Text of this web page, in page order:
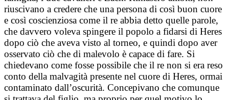
riuscivano a credere che una persona di così buon cuore
e così coscienziosa come il re abbia detto quelle parole,
che davvero voleva spingere il popolo a fidarsi di Heres
dopo ciò che aveva visto al torneo, e quindi dopo aver
osservato ciò che di malevolo è capace di fare. Si
chiedevano come fosse possibile che il re non si era reso
conto della malvagità presente nel cuore di Heres, ormai
contaminato dall’oscurità. Concepivano che comunque